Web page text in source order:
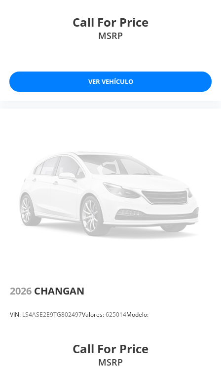
Call For Price
MSRP
VER VEHÍCULO
2026 CHANGAN
VIN: LS4ASE2E9TG802497Valores:625014Modelo:
Call For Price
MSRP